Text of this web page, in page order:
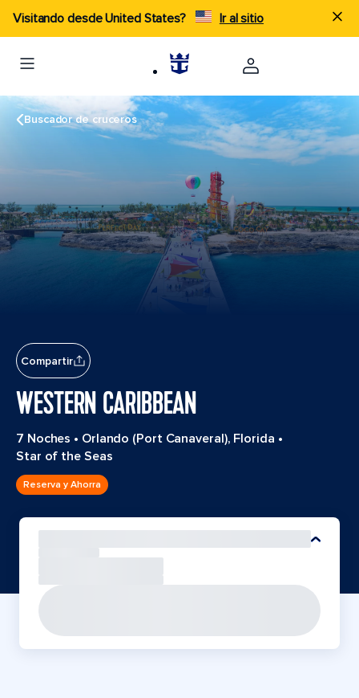
Visitando desde United States? Ir al sitio
Buscador de cruceros
Compartir
WESTERN CARIBBEAN
7 Noches • Orlando (Port Canaveral), Florida •
Star of the Seas
Reserva y Ahorra